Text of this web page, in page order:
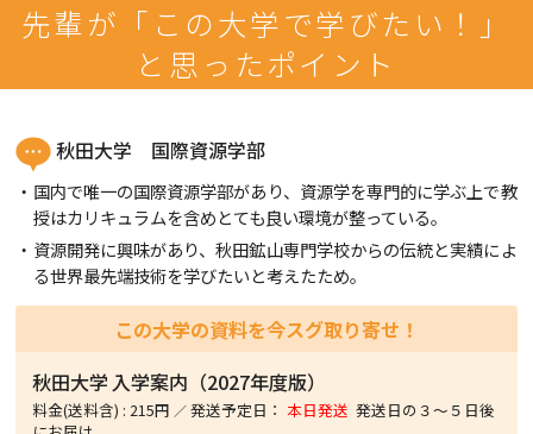
先輩が「この大学で学びたい！」
と思ったポイント
秋田大学 国際資源学部
国内で唯一の国際資源学部があり、資源学を専門的に学ぶ上で教
授はカリキュラムを含めとても良い環境が整っている。
資源開発に興味があり、秋田鉱山専門学校からの伝統と実績によ
る世界最先端技術を学びたいと考えたため。
この大学の資料を今スグ取り寄せ！
秋田大学 入学案内（2027年度版）
料金(送料含) : 215円 発送予定日： 本日発送 発送日の３〜５日後